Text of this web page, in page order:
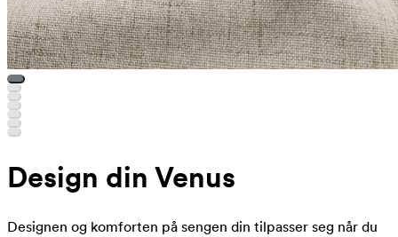
Design din Venus
Designen og komforten på sengen din tilpasser seg når du